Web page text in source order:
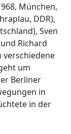
München,
DDR),
Sven
Richard
verschiedene
um
Berliner
in
in der